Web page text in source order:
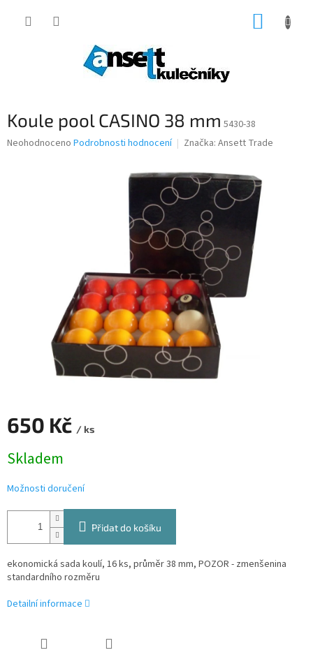
Koule pool CASINO 38 mm 5430-38
Průměrné
Neohodnoceno Podrobnosti hodnocení Značka: Ansett Trade
650 Kč / ks
cena:
Skladem
Možnosti doručení
Přidat do košíku
ekonomická sada koulí, 16 ks, průměr 38 mm, POZOR - zmenšenina
standardního rozměru
Detailní informace